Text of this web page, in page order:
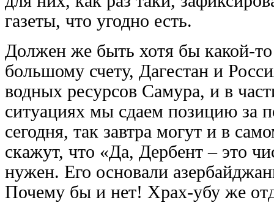
газеты, что угодно есть.
Должен же быть хотя бы какой-
большому счету, Дагестан и
водных ресурсов Самура, и в
ситуациях мы сдаем позицию за
сегодня, так завтра могут и в
скажут, что «Да, Дербент – это
нужен. Его основали
Почему бы и нет! Храх-убу же